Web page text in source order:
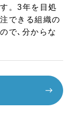
。3年を目処
できる組織の
で､分からな